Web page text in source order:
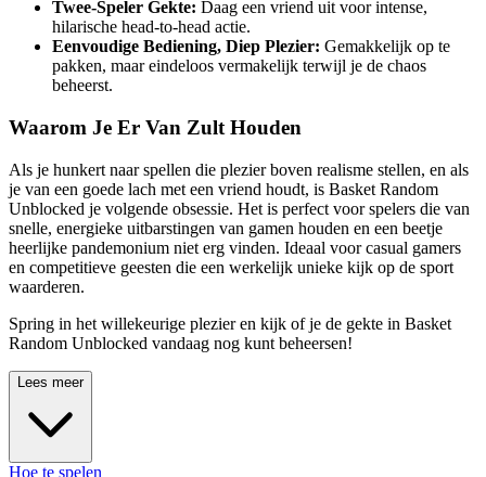
Twee-Speler Gekte: Daag een vriend uit voor intense,
hilarische head-to-head actie.
Eenvoudige Bediening, Diep Plezier: Gemakkelijk op te
pakken, maar eindeloos vermakelijk terwijl je de chaos
beheerst.
Waarom Je Er Van Zult Houden
Als je hunkert naar spellen die plezier boven realisme stellen, en als
je van een goede lach met een vriend houdt, is Basket Random
Unblocked je volgende obsessie. Het is perfect voor spelers die van
snelle, energieke uitbarstingen van gamen houden en een beetje
heerlijke pandemonium niet erg vinden. Ideaal voor casual gamers
en competitieve geesten die een werkelijk unieke kijk op de sport
waarderen.
Spring in het willekeurige plezier en kijk of je de gekte in Basket
Random Unblocked vandaag nog kunt beheersen!
Lees meer
Hoe te spelen